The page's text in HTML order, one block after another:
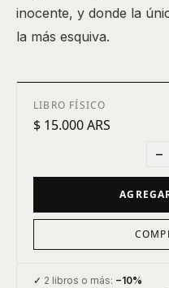
inocente, y donde la
la más esquiva.
LIBRO FÍSICO
$ 15.000 ARS
−
✓ 2 libros o más: −10%